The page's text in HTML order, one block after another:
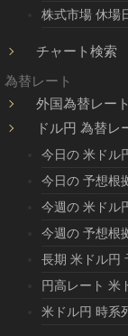
株式市場 休場
チャート検索
為替レート
外国為替レー
ドル円 為替レ
今日の 米ドル
今日の 予想根
今週の 米ドル
今週の 予想根
長期 米ドル円
円高レート 米
米ドル円 時系